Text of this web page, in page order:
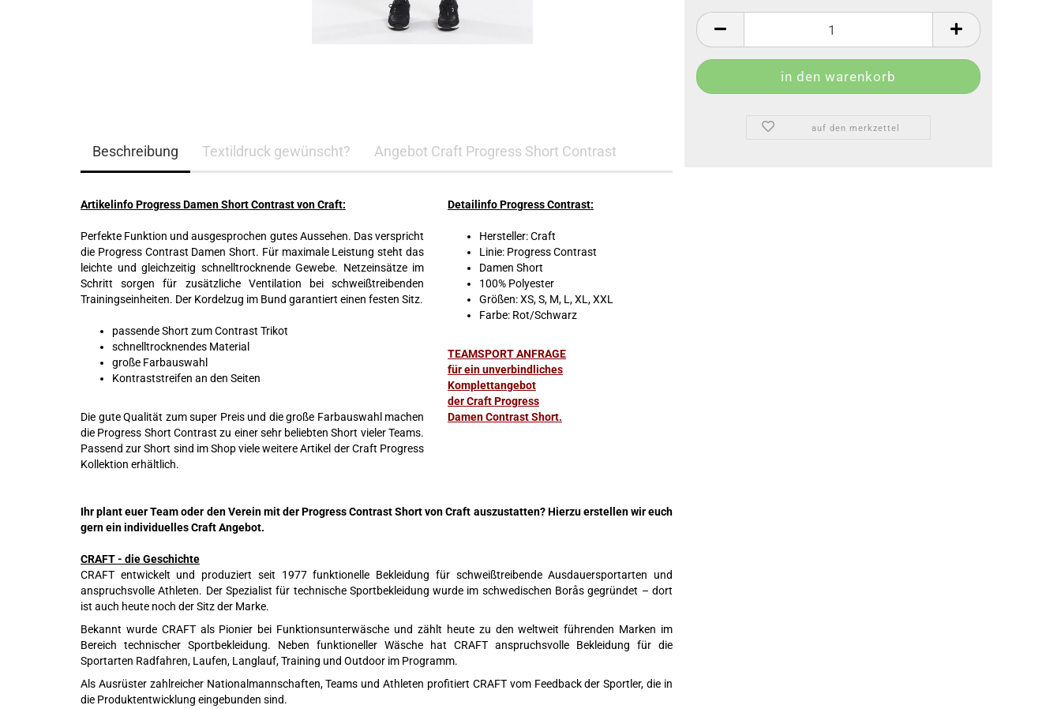
auf den merkzettel
Beschreibung Textildruck gewünscht? Angebot Craft Progress Short Contrast
Artikelinfo Progress Damen Short Contrast von Craft: Detailinfo Progress Contrast:
Perfekte Funktion und ausgesprochen gutes Aussehen. Das verspricht
die Progress Contrast Damen Short. Für maximale Leistung steht das
leichte und gleichzeitig schnelltrocknende Gewebe. Netzeinsätze im
Schritt sorgen für zusätzliche Ventilation bei schweißtreibenden
Trainingseinheiten. Der Kordelzug im Bund garantiert einen festen Sitz.
passende Short zum Contrast Trikot
schnelltrocknendes Material
große Farbauswahl
Kontraststreifen an den Seiten
Die gute Qualität zum super Preis und die große Farbauswahl machen
die Progress Short Contrast zu einer sehr beliebten Short vieler Teams.
Passend zur Short sind im Shop viele weitere Artikel der Craft Progress
Kollektion erhältlich.
Hersteller: Craft
Linie: Progress Contrast
Damen Short
100% Polyester
Größen: XS, S, M, L, XL, XXL
Farbe: Rot/Schwarz
TEAMSPORT ANFRAGE
für ein unverbindliches
Komplettangebot
der Craft Progress
Damen Contrast Short.
Ihr plant euer Team oder den Verein mit der Progress Contrast Short von Craft auszustatten? Hierzu erstellen wir euch
gern ein individuelles Craft Angebot.
CRAFT - die Geschichte
CRAFT entwickelt und produziert seit 1977 funktionelle Bekleidung für schweißtreibende Ausdauersportarten und
anspruchsvolle Athleten. Der Spezialist für technische Sportbekleidung wurde im schwedischen Borås gegründet – dort
ist auch heute noch der Sitz der Marke.
Bekannt wurde CRAFT als Pionier bei Funktionsunterwäsche und zählt heute zu den weltweit führenden Marken im
Bereich technischer Sportbekleidung. Neben funktioneller Wäsche hat CRAFT anspruchsvolle Bekleidung für die
Sportarten Radfahren, Laufen, Langlauf, Training und Outdoor im Programm.
Als Ausrüster zahlreicher Nationalmannschaften, Teams und Athleten profitiert CRAFT vom Feedback der Sportler, die in
die Produktentwicklung eingebunden sind.